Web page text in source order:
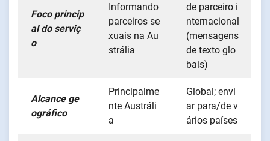
Foco princip
al do serviç
o
Informando
parceiros se
xuais na Au
strália
de parceiro i
nternacional
(mensagens
de texto glo
bais)
Alcance ge
ográfico
Principalme
nte Austráli
a
Global; envi
ar para/de v
ários países